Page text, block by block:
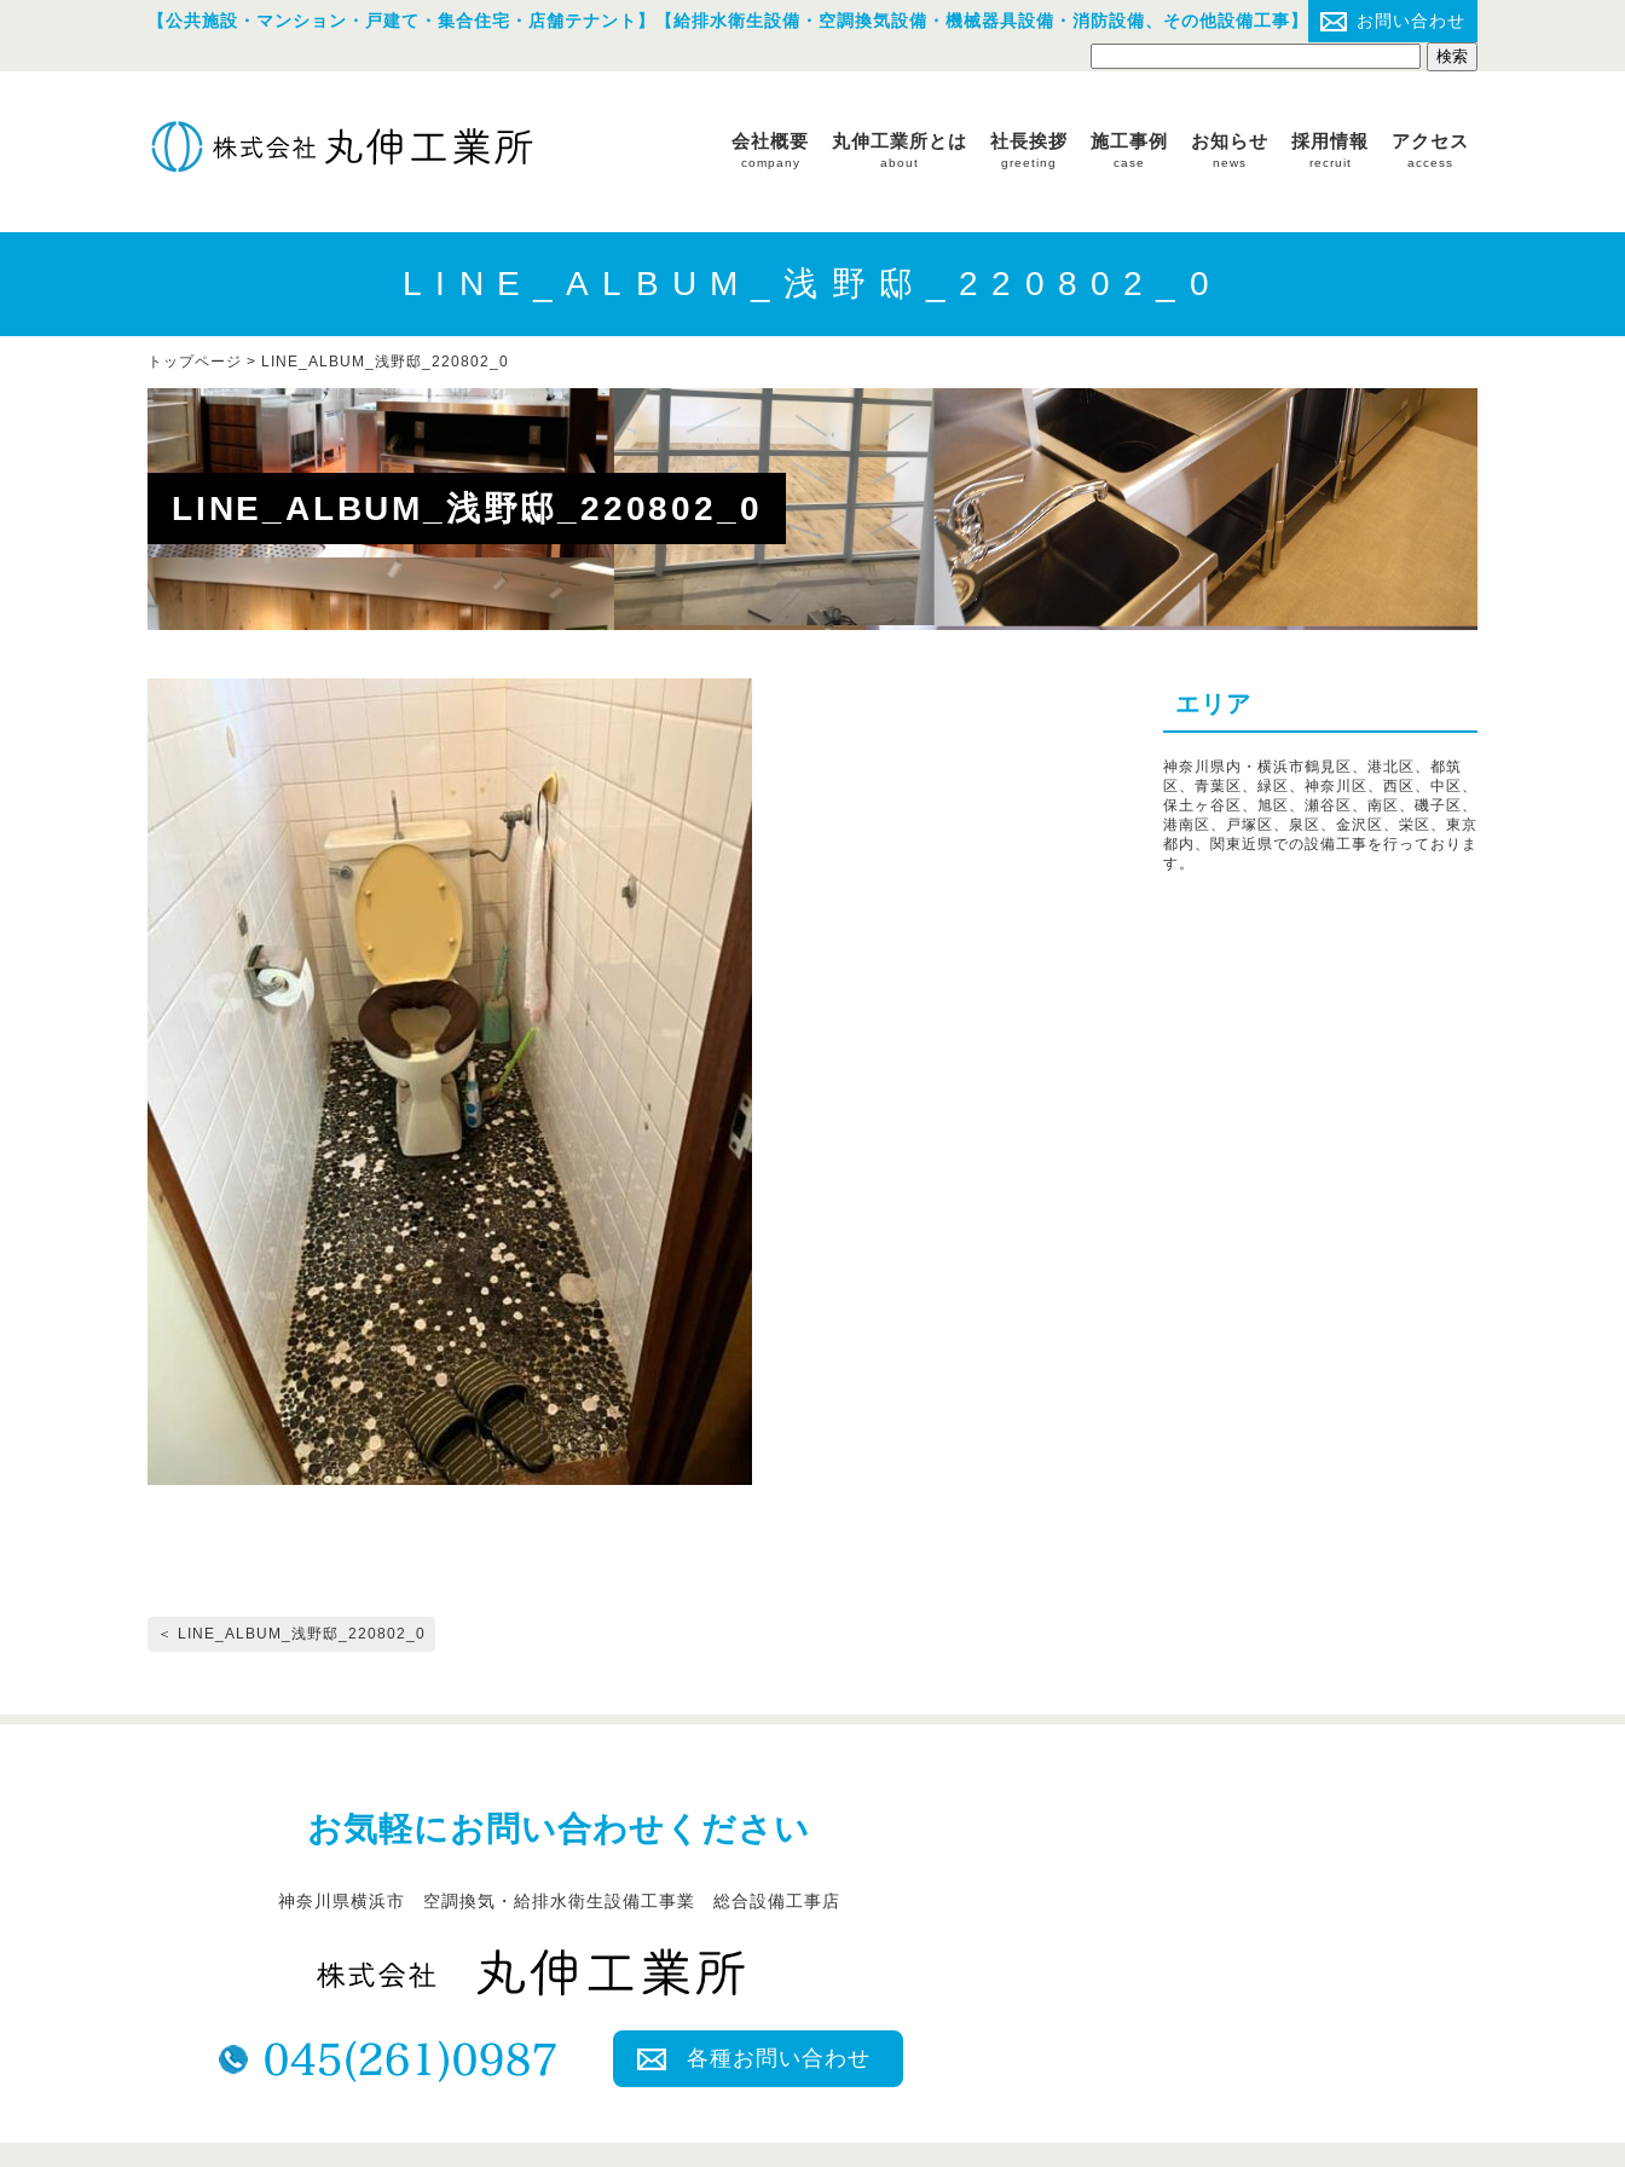
【公共施設・マンション・戸建て・集合住宅・店舗テナント】【給排水衛生設備・空調換気設備・機械器具設備・消防設備、その他設備工事】 お問い合わせ
会社概要
company
丸伸工業所とは
about
社長挨拶
greeting
施工事例
case
お知らせ
news
採用情報
recruit
アクセス
access
LINE_ALBUM_浅野邸_220802_0
トップページ > LINE_ALBUM_浅野邸_220802_0
LINE_ALBUM_浅野邸_220802_0
＜ LINE_ALBUM_浅野邸_220802_0
エリア
神奈川県内・横浜市鶴見区、港北区、都筑
区、青葉区、緑区、神奈川区、西区、中区、
保土ヶ谷区、旭区、瀬谷区、南区、磯子区、
港南区、戸塚区、泉区、金沢区、栄区、東京
都内、関東近県での設備工事を行っておりま
す。
お気軽にお問い合わせください
神奈川県横浜市 空調換気・給排水衛生設備工事業 総合設備工事店
各種お問い合わせ